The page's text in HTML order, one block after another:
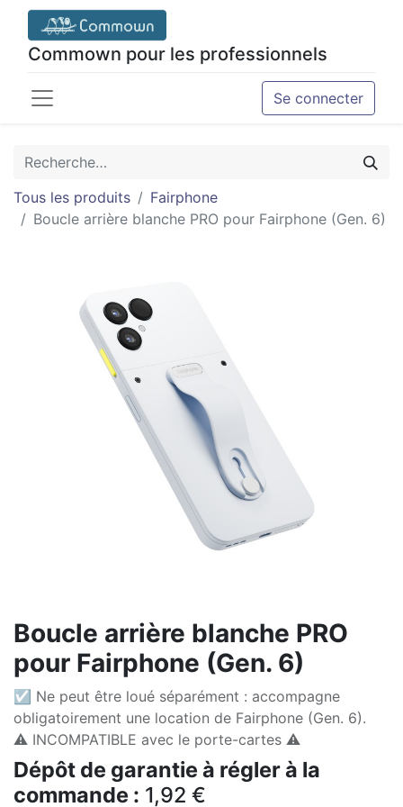
Commown pour les professionnels
Se connecter
Tous les produits
Fairphone
Boucle arrière blanche PRO pour Fairphone (Gen. 6)
Boucle arrière blanche PRO
pour Fairphone (Gen. 6)
☑ Ne peut être loué séparément : accompagne
obligatoirement une location de Fairphone (Gen. 6).
⚠️ INCOMPATIBLE avec le porte-cartes ⚠️
Dépôt de garantie à régler à la
commande : 1,92 €